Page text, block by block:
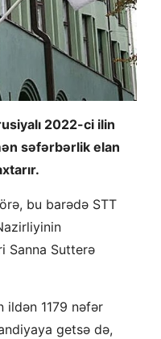
2022-ci ilin
səfərbərlik elan
bu barədə STT
Sanna Sutterə
ildən 1179 nəfər
getsə də,